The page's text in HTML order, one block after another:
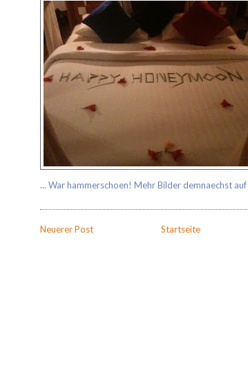
... War hammerschoen! Mehr Bilder demnaechst auf
Neuerer Post Startseite